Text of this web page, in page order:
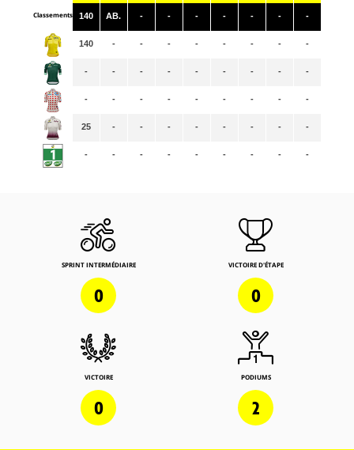
Classements 140
140
-
-
25
-
AB.
-
-
-
-
-
-
-
-
-
-
-
-
-
-
-
-
-
-
-
-
-
-
-
-
-
-
-
-
-
-
-
-
-
-
-
-
-
-
-
-
-
-
-
-
-
-
-
SPRINT INTERMÉDIAIRE
0
VICTOIRE D'ÉTAPE
0
VICTOIRE
0
PODIUMS
2